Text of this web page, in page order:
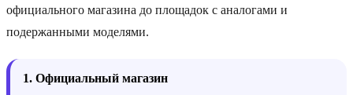
официального магазина до площадок с аналогами и
подержанными моделями.
1. Официальный магазин